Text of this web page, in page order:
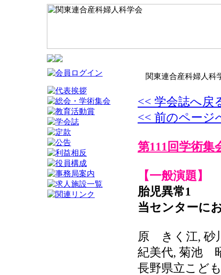
関東連合産科婦人科
<< 学会誌へ戻
<< 前のページ
第111回学術集
【一般演題】
胎児異常1
当センターに
原 きく江,
紀美代, 菊池
長野県立こど